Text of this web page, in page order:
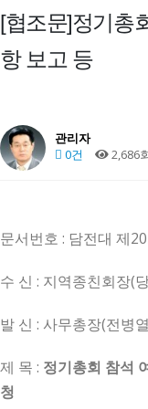
[협조문]정기총
항 보고 등
관리자
0건
2,686
문서번호 : 담전대 제
수 신 : 지역종친회장(
발 신 : 사무총장(전병
제 목 : 정기총회 참석
청